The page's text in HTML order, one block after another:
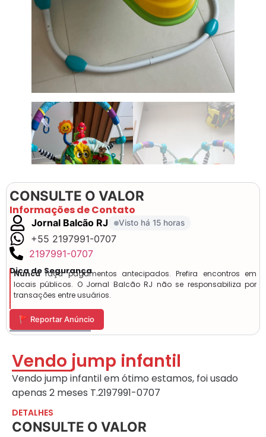
CONSULTE O VALOR
Informações de Contato
Jornal Balcão RJ Visto há 15 horas
+55 2197991-0707
2197991-0707
Dica de Segurança
Nuncafaça pagamentos antecipados. Prefira encontros em
locais públicos. O Jornal Balcão RJ não se responsabiliza por
transações entre usuários.
🚩 Reportar Anúncio
Vendo jump infantil
Vendo jump infantil em ótimo estamos, foi usado
apenas 2 meses T.2197991-0707
DETALHES
CONSULTE O VALOR